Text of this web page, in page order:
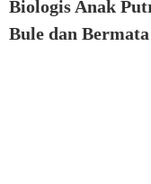
Biologis Anak
Bule dan